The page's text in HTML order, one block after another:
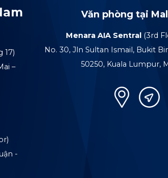
17)
–
-
Văn phòng tại
Menara AIA Sentral (3rd
No. 30, Jln Sultan Ismail, Bukit
50250, Kuala Lumpur,